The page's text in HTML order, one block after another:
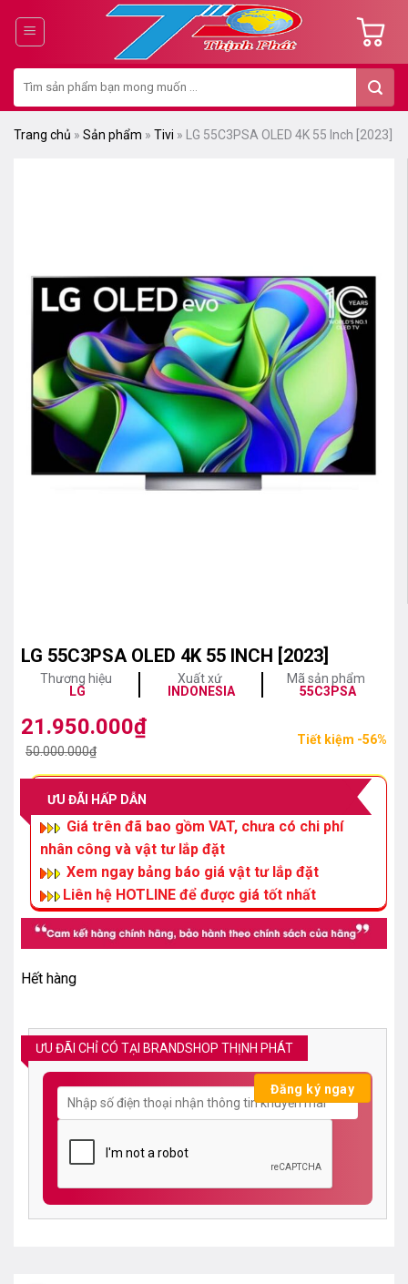
dung
kiếm:
Trang chủ » Sản phẩm » Tivi » LG 55C3PSA OLED 4K 55 Inch [2023]
LG 55C3PSA OLED 4K 55 INCH [2023]
Thương hiệu
LG
Xuất xứ
INDONESIA
Mã sản phẩm
55C3PSA
50.000.000₫
Giá
gốc
50.000.000₫.
21.950.000₫
Giá
hiện
21.950.000₫.
Tiết kiệm -56%
ƯU ĐÃI HẤP DẪN
Giá trên đã bao gồm VAT, chưa có chi phí
nhân công và vật tư lắp đặt
Xem ngay bảng báo giá vật tư lắp đặt
Liên hệ HOTLINE để được giá tốt nhất
Hết hàng
ƯU ĐÃI CHỈ CÓ TẠI BRANDSHOP THỊNH PHÁT